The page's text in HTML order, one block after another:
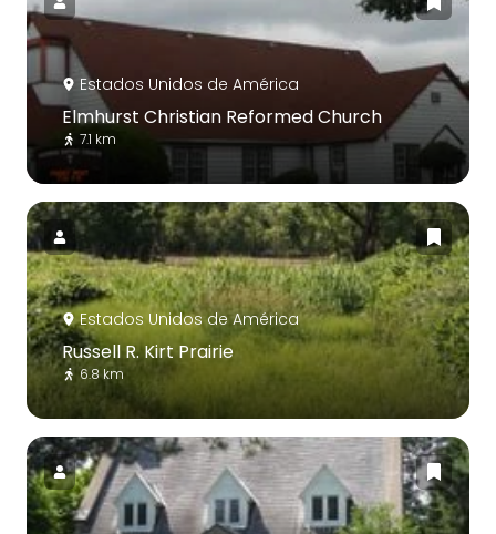
Estados Unidos de América
Elmhurst Christian Reformed Church
7.1 km
Estados Unidos de América
Russell R. Kirt Prairie
6.8 km